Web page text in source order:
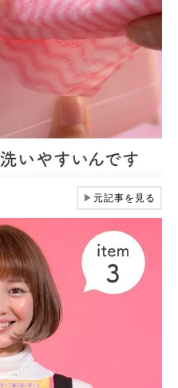
▶元記事を見る